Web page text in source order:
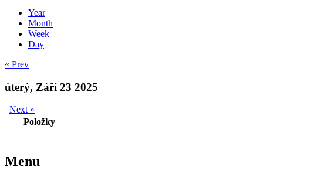
Year
Month
Week
Day
« Prev
úterý, Září 23 2025
Next »
Položky
Menu